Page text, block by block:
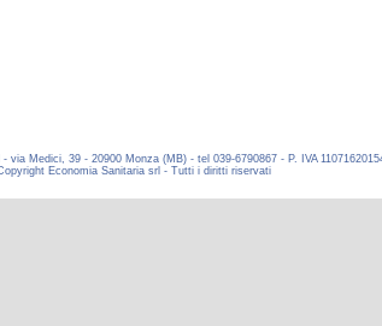
via Medici, 39 - 20900 Monza (MB) - tel 039-6790867 - P. IVA
Economia Sanitaria srl - Tutti i diritti riservati